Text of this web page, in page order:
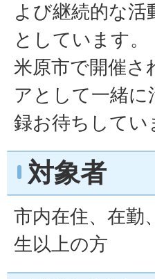
よび継続的な
としています。
米原市で開催
アとして一緒
録お待ちしてい
対象者
市内在住、在勤
生以上の方